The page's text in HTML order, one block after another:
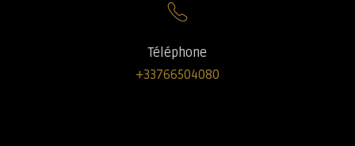
Téléphone
+33766504080